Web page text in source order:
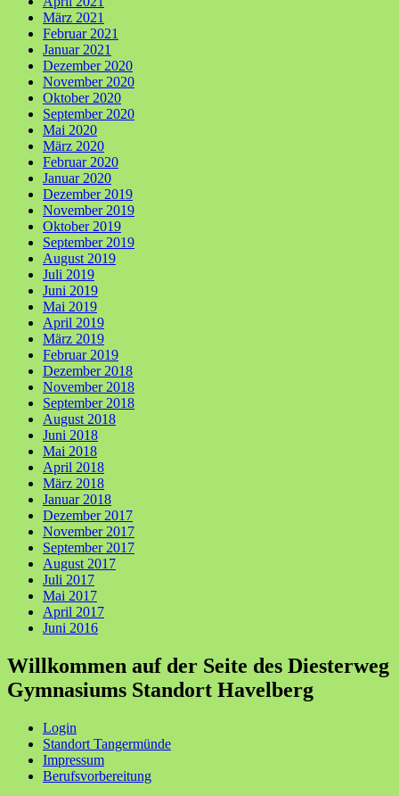
März 2021
Februar 2021
Januar 2021
Dezember 2020
November 2020
Oktober 2020
September 2020
Mai 2020
März 2020
Februar 2020
Januar 2020
Dezember 2019
November 2019
Oktober 2019
September 2019
August 2019
Juli 2019
Juni 2019
Mai 2019
April 2019
März 2019
Februar 2019
Dezember 2018
November 2018
September 2018
August 2018
Juni 2018
Mai 2018
April 2018
März 2018
Januar 2018
Dezember 2017
November 2017
September 2017
August 2017
Juli 2017
Mai 2017
April 2017
Juni 2016
Willkommen auf der Seite des Diesterweg
Gymnasiums Standort Havelberg
Login
Standort Tangermünde
Impressum
Berufsvorbereitung